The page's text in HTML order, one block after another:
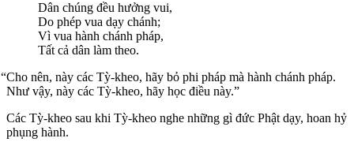
Dân chúng đều hưởng vui,
Do phép vua dạy chánh;
Vì vua hành chánh pháp,
Tất cả dân làm theo.
“Cho nên, này các Tỳ-kheo, hãy bỏ phi pháp mà hành chánh pháp.
Như vậy, này các Tỳ-kheo, hãy học điều này.”
Các Tỳ-kheo sau khi Tỳ-kheo nghe những gì đức Phật dạy, hoan hỷ
phụng hành.